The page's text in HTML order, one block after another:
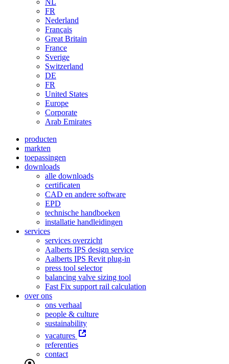
NL
FR
Nederland
Français
Great Britain
France
Sverige
Switzerland
DE
FR
United States
Europe
Corporate
Arab Emirates
producten
markten
toepassingen
downloads
alle downloads
certificaten
CAD en andere software
EPD
technische handboeken
installatie handleidingen
services
services overzicht
Aalberts IPS design service
Aalberts IPS Revit plug-in
press tool selector
balancing valve sizing tool
Fast Fix support rail calculation
over ons
ons verhaal
people & culture
sustainability
vacatures
referenties
contact